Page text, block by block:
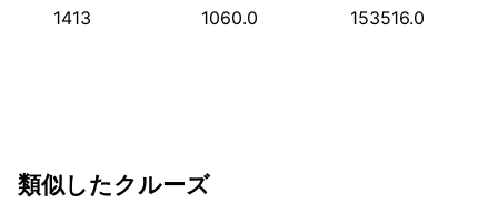
1413 1060.0 153516.0
類似したクルーズ